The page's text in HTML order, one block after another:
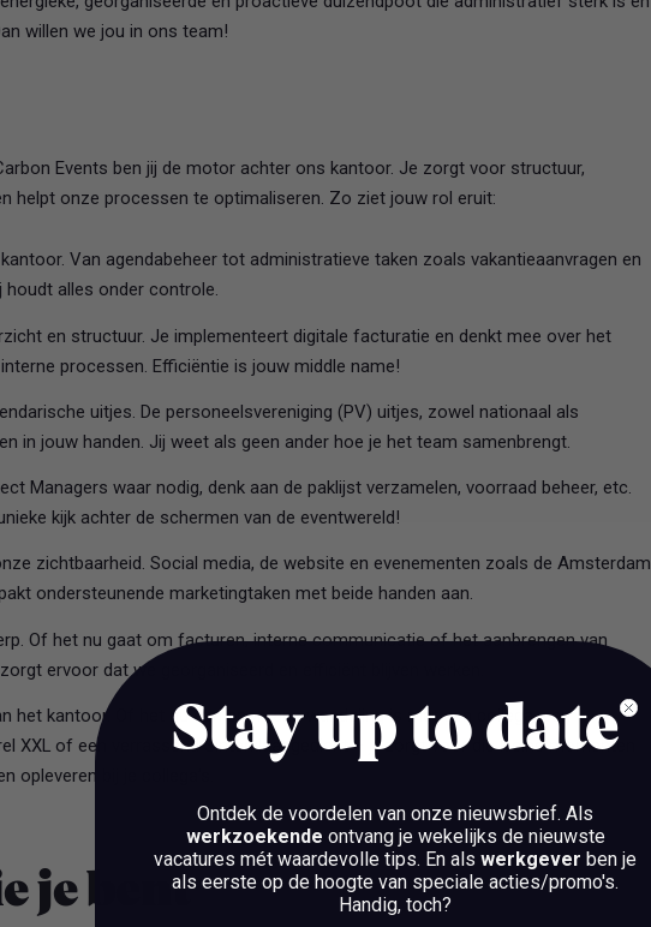
willen we jou in ons team!
Events ben jij de motor achter ons kantoor. Je zorgt voor structuur,
helpt onze processen te optimaliseren. Zo ziet jouw rol eruit:
Van agendabeheer tot administratieve taken zoals vakantieaanvragen en
houdt alles onder controle.
en structuur. Je implementeert digitale facturatie en denkt mee over het
processen. Efficiëntie is jouw middle name!
uitjes. De personeelsvereniging (PV) uitjes, zowel nationaal als
in jouw handen. Jij weet als geen ander hoe je het team samenbrengt.
Managers waar nodig, denk aan de paklijst verzamelen, voorraad beheer, etc.
kijk achter de schermen van de eventwereld!
zichtbaarheid. Social media, de website en evenementen zoals de Amsterdam
ondersteunende marketingtaken met beide handen aan.
Of het nu gaat om facturen, interne communicatie of het aanbrengen van
ervoor dat we georganiseerd en efficiënt blijven werken.
het kantoor. Of het nu een spontane wandeling is met een collega, een
XXL of een verrassend Sinterklaasgedicht – jij zorgt voor die kleine momenten
opleveren bij je collega’s.
je bent
Stay up to date
Ontdek de voordelen van onze nieuwsbrief. Als
werkzoekende ontvang je wekelijks de nieuwste
vacatures mét waardevolle tips. En als werkgever ben je
als eerste op de hoogte van speciale acties/promo's.
Handig, toch?